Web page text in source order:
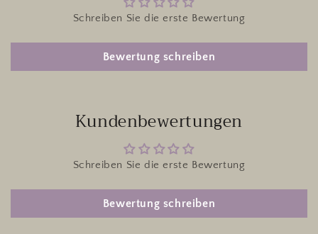
Schreiben Sie die erste Bewertung
Bewertung schreiben
Kundenbewertungen
Schreiben Sie die erste Bewertung
Bewertung schreiben